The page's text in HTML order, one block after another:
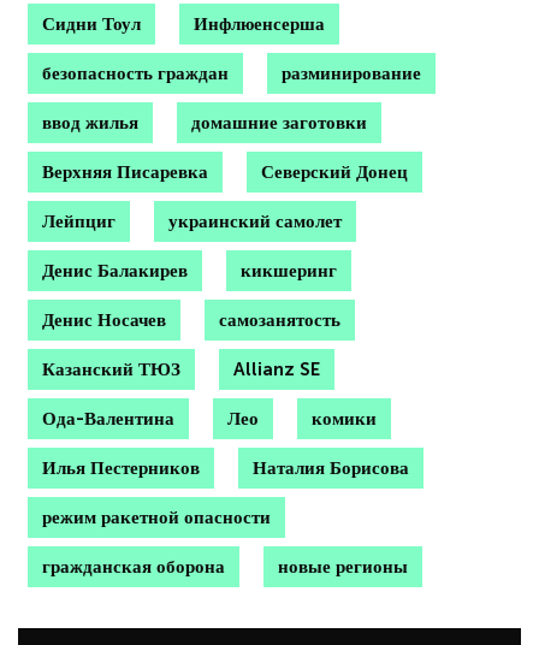
Сидни Тоул Инфлюенсерша
безопасность граждан разминирование
ввод жилья домашние заготовки
Верхняя Писаревка Северский Донец
Лейпциг украинский самолет
Денис Балакирев кикшеринг
Денис Носачев самозанятость
Казанский ТЮЗ Allianz SE
Ода-Валентина Лео комики
Илья Пестерников Наталия Борисова
режим ракетной опасности
гражданская оборона новые регионы